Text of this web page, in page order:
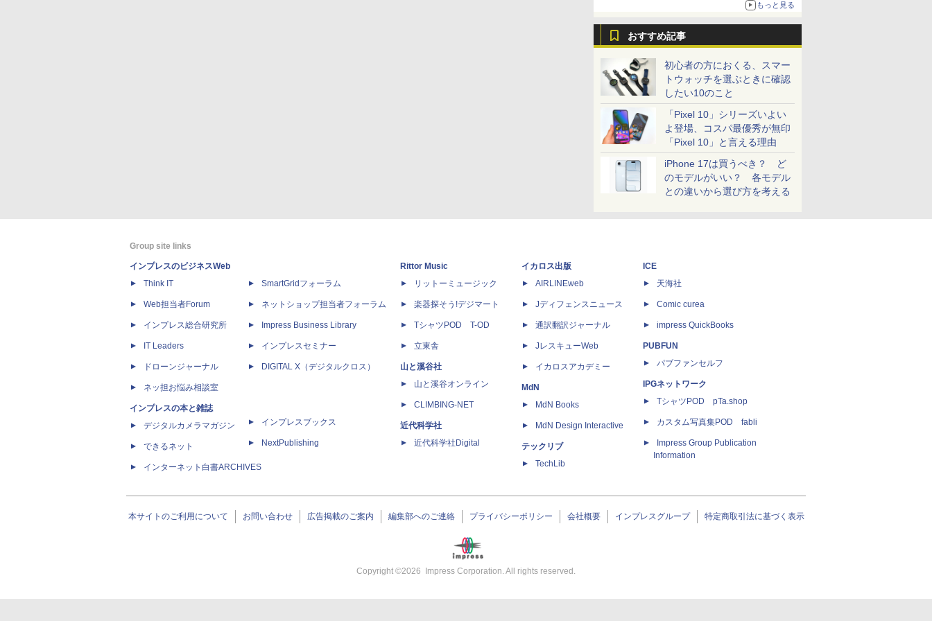
もっと見る
おすすめ記事
初心者の方におくる、スマー
トウォッチを選ぶときに確認
したい10のこと
「Pixel 10」シリーズいよい
よ登場、コスパ最優秀が無印
「Pixel 10」と言える理由
iPhone 17は買うべき？ ど
のモデルがいい？ 各モデル
との違いから選び方を考える
Group site links
インプレスのビジネスWeb
Think IT
Web担当者Forum
インプレス総合研究所
IT Leaders
ドローンジャーナル
ネッ担お悩み相談室
インプレスの本と雑誌
デジタルカメラマガジン
できるネット
インターネット白書ARCHIVES
SmartGridフォーラム
ネットショップ担当者フォーラム
Impress Business Library
インプレスセミナー
DIGITAL X（デジタルクロス）
インプレスブックス
NextPublishing
Rittor Music
リットーミュージック
楽器探そう!デジマート
TシャツPOD T-OD
立東舎
山と溪谷社
山と溪谷オンライン
CLIMBING-NET
近代科学社
近代科学社Digital
イカロス出版
AIRLINEweb
Jディフェンスニュース
通訳翻訳ジャーナル
JレスキューWeb
イカロスアカデミー
MdN
MdN Books
MdN Design Interactive
テックリブ
TechLib
ICE
天海社
Comic curea
impress QuickBooks
PUBFUN
パブファンセルフ
IPGネットワーク
TシャツPOD pTa.shop
カスタム写真集POD fabli
Impress Group Publication
Information
本サイトのご利用について お問い合わせ 広告掲載のご案内 編集部へのご連絡 プライバシーポリシー 会社概要 インプレスグループ 特定商取引法に基づく表示
Copyright ©2026 Impress Corporation. All rights reserved.